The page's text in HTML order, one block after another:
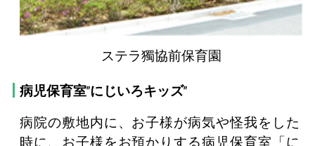
ステラ獨協前保育園
病児保育室"にじいろキッズ"
病院の敷地内に、お子様が病気や怪我をした
時に、お子様をお預かりする病児保育室「に